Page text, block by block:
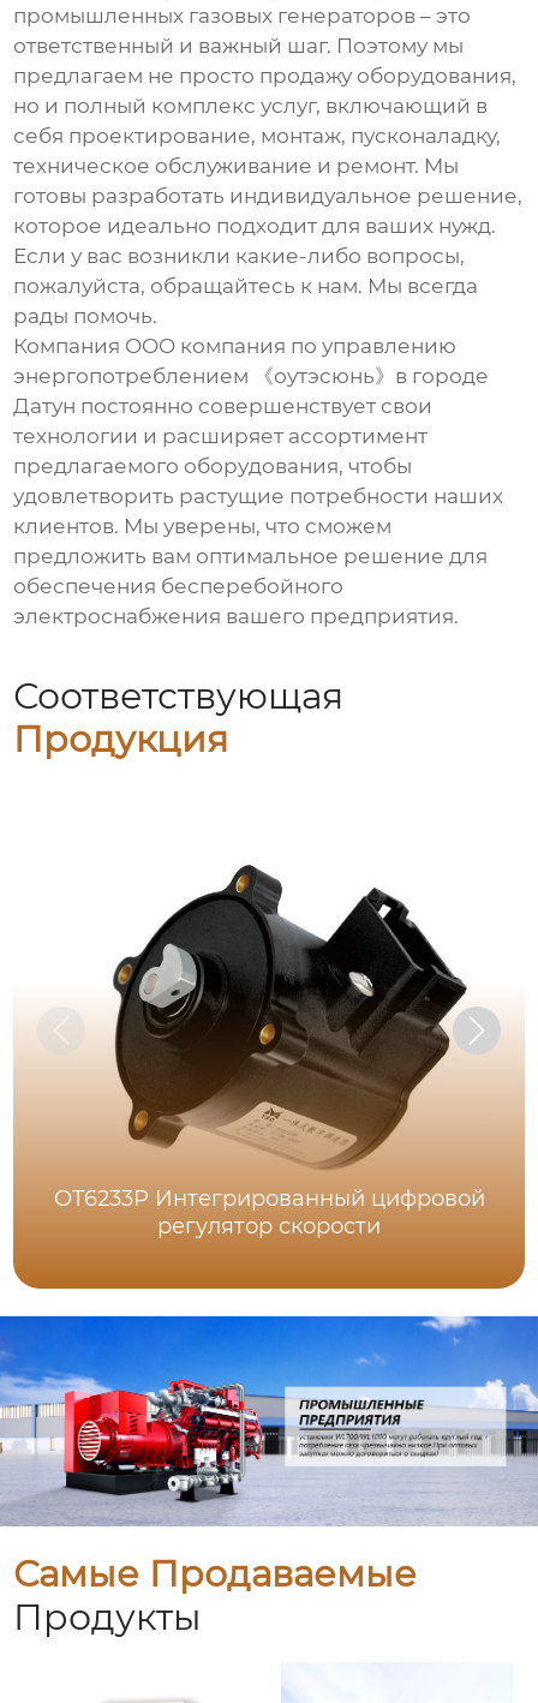
промышленных газовых генераторов – это
ответственный и важный шаг. Поэтому мы
предлагаем не просто продажу оборудования,
но и полный комплекс услуг, включающий в
себя проектирование, монтаж, пусконаладку,
техническое обслуживание и ремонт. Мы
готовы разработать индивидуальное решение,
которое идеально подходит для ваших нужд.
Если у вас возникли какие-либо вопросы,
пожалуйста, обращайтесь к нам. Мы всегда
рады помочь.
Компания OOO компания по управлению
энергопотреблением 《оутэсюнь》в городе
Датун постоянно совершенствует свои
технологии и расширяет ассортимент
предлагаемого оборудования, чтобы
удовлетворить растущие потребности наших
клиентов. Мы уверены, что сможем
предложить вам оптимальное решение для
обеспечения бесперебойного
электроснабжения вашего предприятия.
Соответствующая
Продукция
OT6233P Интегрированный цифровой
регулятор скорости
Самые Продаваемые
Продукты